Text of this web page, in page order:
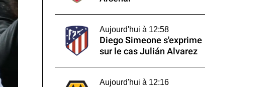
Aujourd'hui à 12:58
Diego Simeone s'exprime
sur le cas Julián Alvarez
Aujourd'hui à 12:16